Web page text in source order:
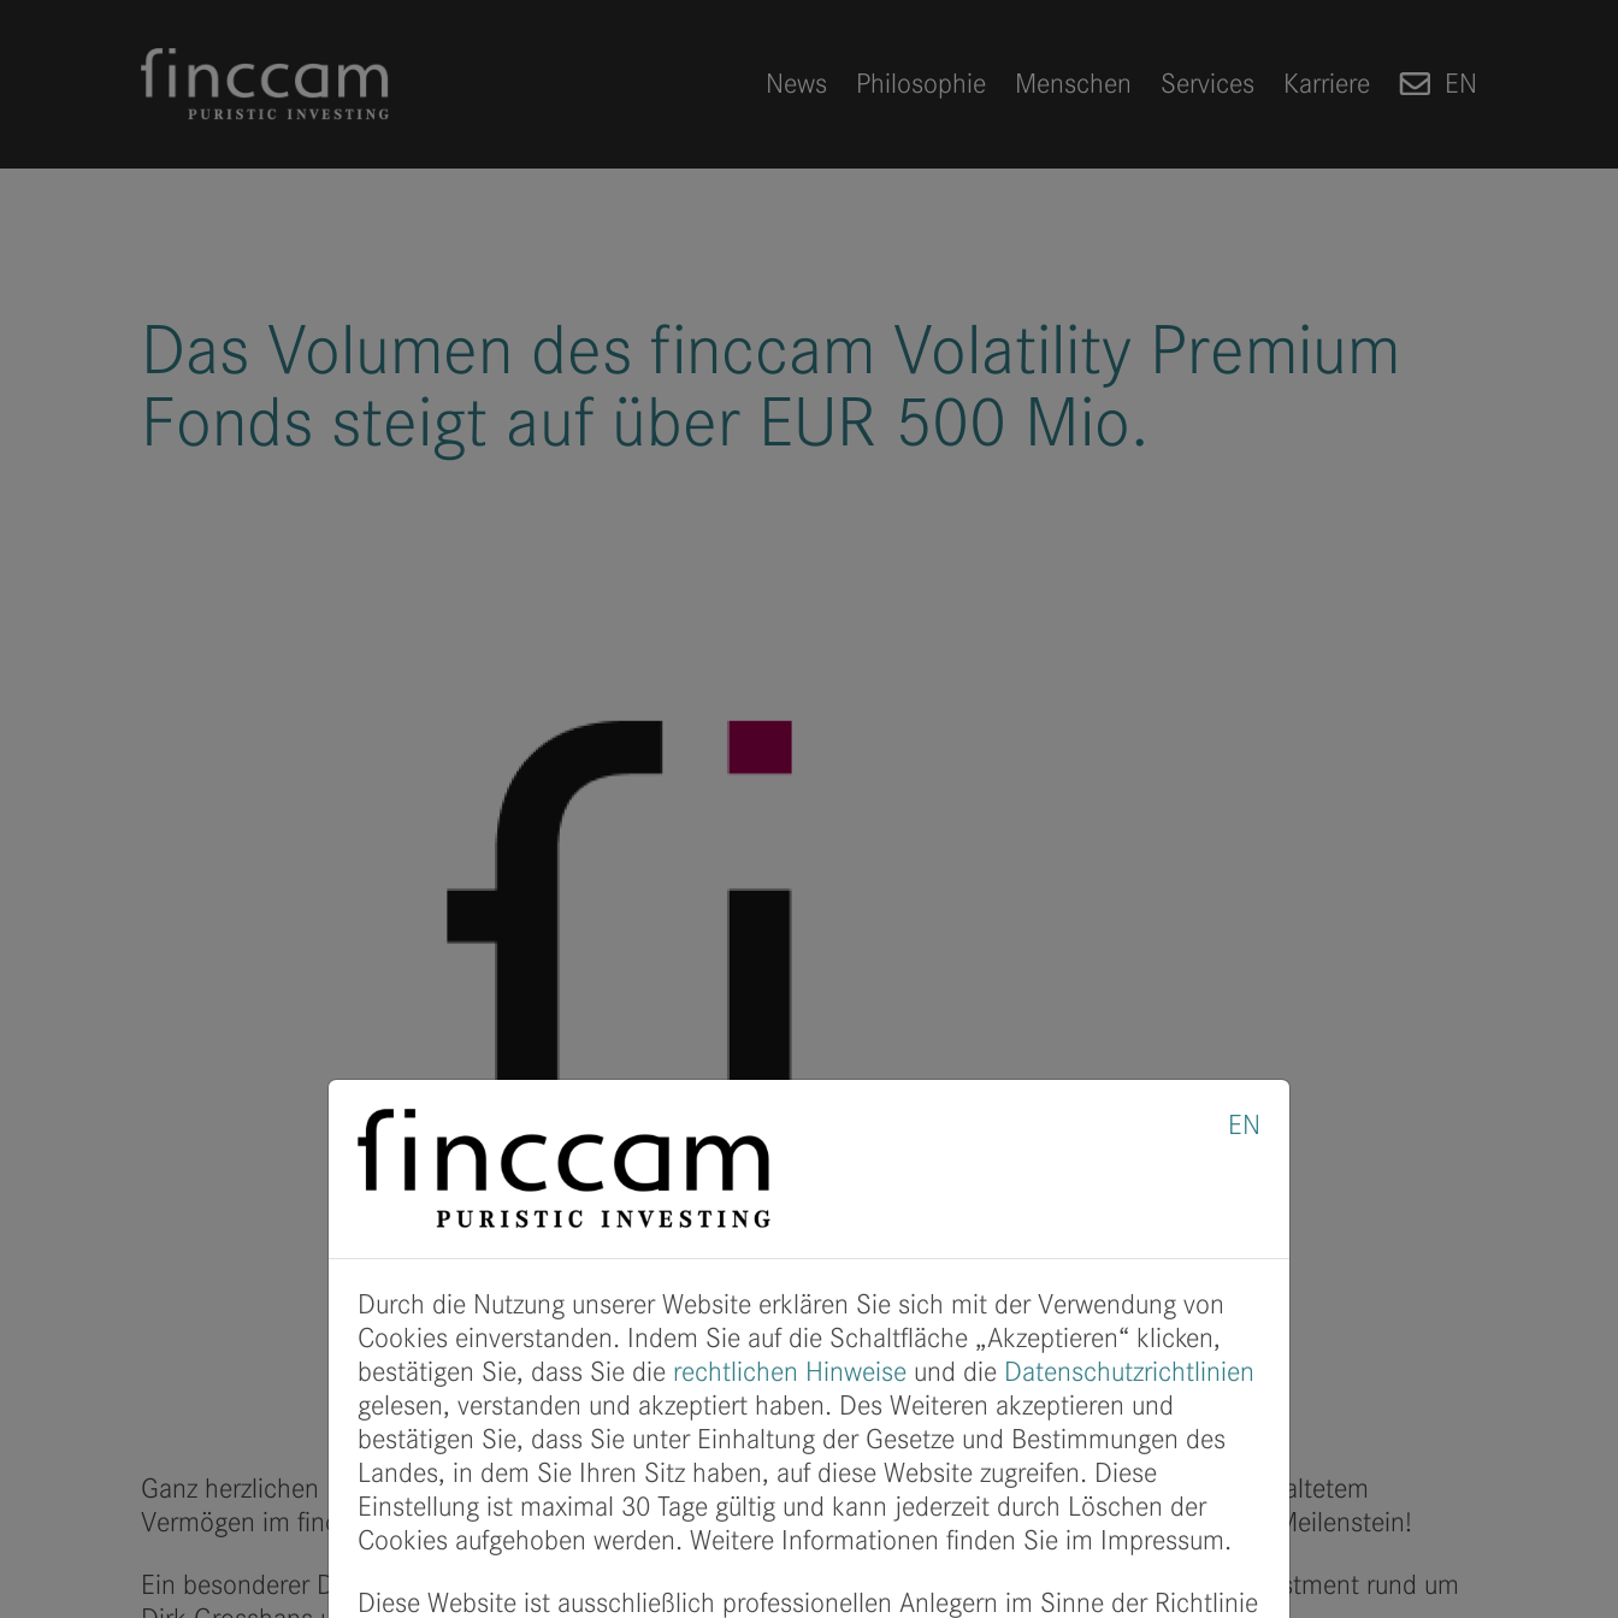
EN
Durch die Nutzung unserer Website erklären Sie sich mit der Verwendung von
Cookies einverstanden. Indem Sie auf die Schaltfläche „Akzeptieren“ klicken,
bestätigen Sie, dass Sie die rechtlichen Hinweise und die Datenschutzrichtlinien
gelesen, verstanden und akzeptiert haben. Des Weiteren akzeptieren und
bestätigen Sie, dass Sie unter Einhaltung der Gesetze und Bestimmungen des
Landes, in dem Sie Ihren Sitz haben, auf diese Website zugreifen. Diese
Einstellung ist maximal 30 Tage gültig und kann jederzeit durch Löschen der
Cookies aufgehoben werden. Weitere Informationen finden Sie im Impressum.
Diese Website ist ausschließlich professionellen Anlegern im Sinne der Richtlinie
News Philosophie Menschen Services Karriere EN
Das Volumen des finccam Volatility Premium
Fonds steigt auf über EUR 500 Mio.
Ganz herzlichen Dank an alle Investoren und Partner für das Erreichen von 500 Millionen Euro an verwaltetem
Vermögen im finccam Volatility Premium Fonds! Das ganze finccam-Team freut sich sehr über diesen Meilenstein!
Ein besonderer Dank gebührt hierbei auch unseren langjährigen Fondspartnern von der Universal Investment rund um